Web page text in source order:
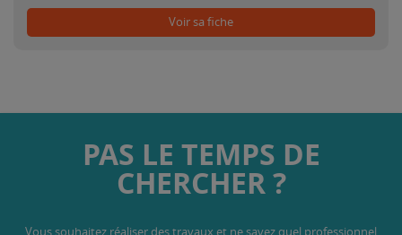
Voir sa fiche
PAS LE TEMPS DE
CHERCHER ?
Vous souhaitez réaliser des travaux et ne savez quel professionnel